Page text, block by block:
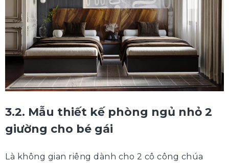
3.2. Mẫu thiết kế phòng ngủ nhỏ 2
giường cho bé gái
Là không gian riêng dành cho 2 cô công chúa